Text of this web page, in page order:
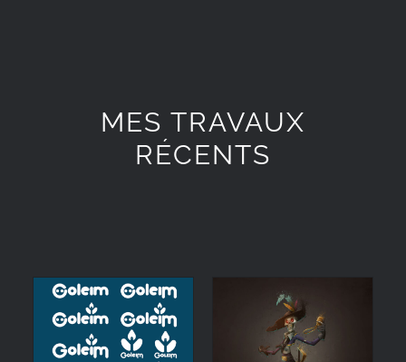
MES TRAVAUX
RÉCENTS